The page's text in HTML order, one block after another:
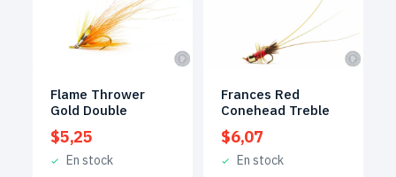
Flame Thrower
Gold Double
$5,25
En stock
Frances Red
Conehead Treble
$6,07
En stock